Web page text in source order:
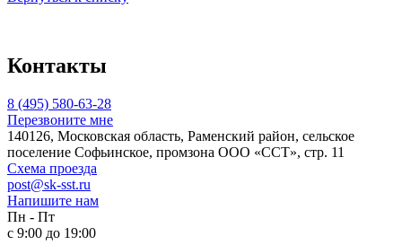
Контакты
8 (495) 580-63-28
Перезвоните мне
140126, Московская область, Раменский район, сельское
поселение Софьинское, промзона ООО «ССТ», стр. 11
Схема проезда
post@sk-sst.ru
Напишите нам
Пн - Пт
с 9:00 до 19:00